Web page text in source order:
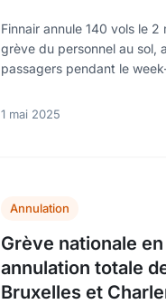
Finnair annule 140 vols le 2
grève du personnel au sol,
passagers pendant le
1 mai 2025
Annulation
Grève nationale
annulation totale
Bruxelles et